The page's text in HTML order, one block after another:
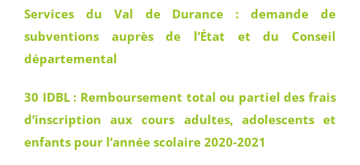
Services du Val de Durance : demande de
subventions auprès de l’État et du Conseil
départemental
30 IDBL : Remboursement total ou partiel des frais
d’inscription aux cours adultes, adolescents et
enfants pour l’année scolaire 2020-2021